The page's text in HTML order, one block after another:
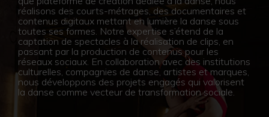
réalisons des courts-métrages, des documentaires et
contenus digitaux mettant en lumière la danse sous
toutes ses formes. Notre expertise s’étend de la
captation de spectacles à la réalisation de clips, en
passant par la production de contenus pour les
réseaux sociaux. En collaboration avec des institutions
culturelles, compagnies de danse, artistes et marques,
nous développons des projets engagés qui valorisent
la danse comme vecteur de transformation sociale.